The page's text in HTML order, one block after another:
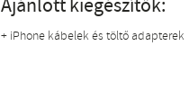
Ajánlott kiegészítők:
+ iPhone kábelek és töltő adapterek